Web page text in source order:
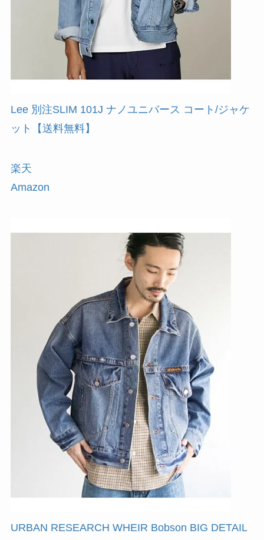
Lee 別注SLIM 101J ナノユニバース コート/ジャケ
ット【送料無料】
楽天
Amazon
URBAN RESEARCH WHEIR Bobson BIG DETAIL